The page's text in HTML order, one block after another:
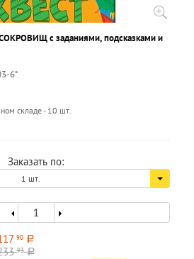
с заданиями, подсказками и
6*
складе - 10 шт.
Заказать по:
1 шт.
90 a
93 a